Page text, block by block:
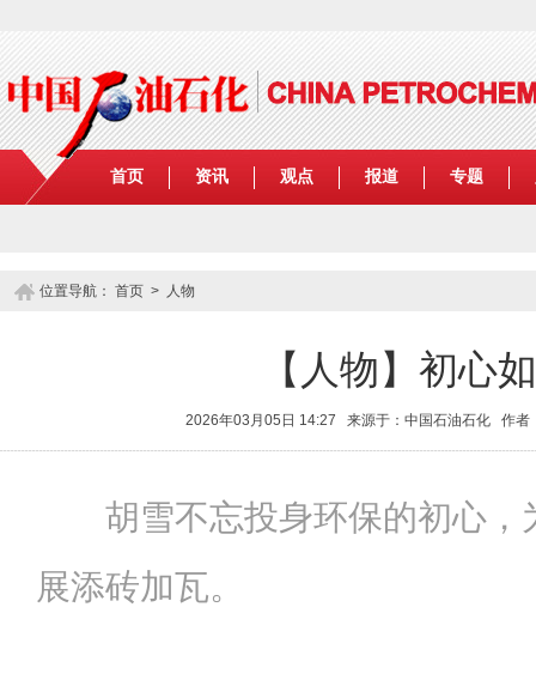
首页 资讯 观点 报道 专题
位置导航： 首页 > 人物
【人物】初心
2026年03月05日 14:27 来源于：中国石油石化 作
胡雪不忘投身环保的初心，
展添砖加瓦。